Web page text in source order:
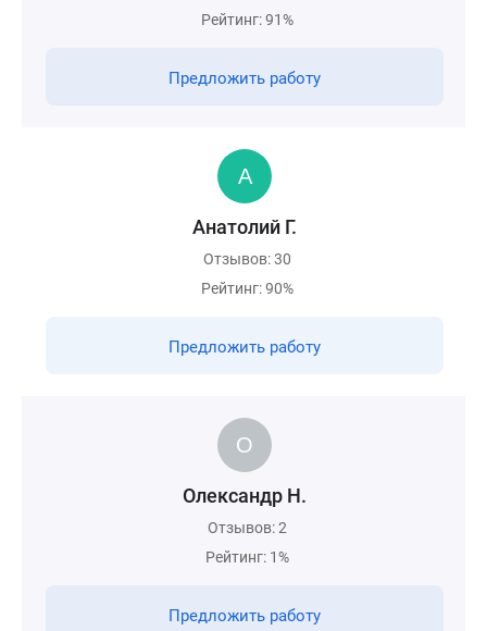
Рейтинг: 91%
Предложить работу
Анатолий Г.
Отзывов: 30
Рейтинг: 90%
Предложить работу
Олександр Н.
Отзывов: 2
Рейтинг: 1%
Предложить работу